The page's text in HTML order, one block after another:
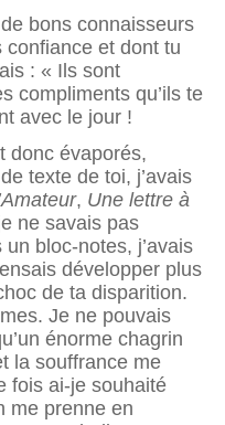
bons connaisseurs
et dont tu
: « Ils sont
compliments qu’ils te
avec le jour !
donc évaporés,
texte de toi, j’avais
, Une lettre à
ne savais pas
bloc-notes, j’avais
développer plus
de ta disparition.
Je ne pouvais
énorme chagrin
la souffrance me
fois ai-je souhaité
me prenne en